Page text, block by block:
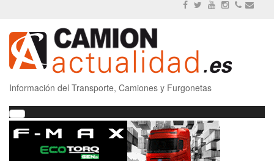
Información del Transporte, Camiones y Furgonetas